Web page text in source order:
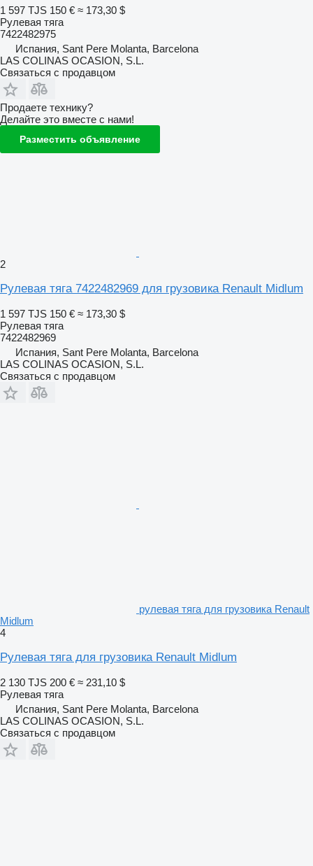
1 597 TJS 150 € ≈ 173,30 $
Рулевая тяга
7422482975
Испания, Sant Pere Molanta, Barcelona
LAS COLINAS OCASION, S.L.
Связаться с продавцом
Продаете технику?
Делайте это вместе с нами!
Разместить объявление
2
Рулевая тяга 7422482969 для грузовика Renault Midlum
1 597 TJS 150 € ≈ 173,30 $
Рулевая тяга
7422482969
Испания, Sant Pere Molanta, Barcelona
LAS COLINAS OCASION, S.L.
Связаться с продавцом
рулевая тяга для грузовика Renault
Midlum
4
Рулевая тяга для грузовика Renault Midlum
2 130 TJS 200 € ≈ 231,10 $
Рулевая тяга
Испания, Sant Pere Molanta, Barcelona
LAS COLINAS OCASION, S.L.
Связаться с продавцом